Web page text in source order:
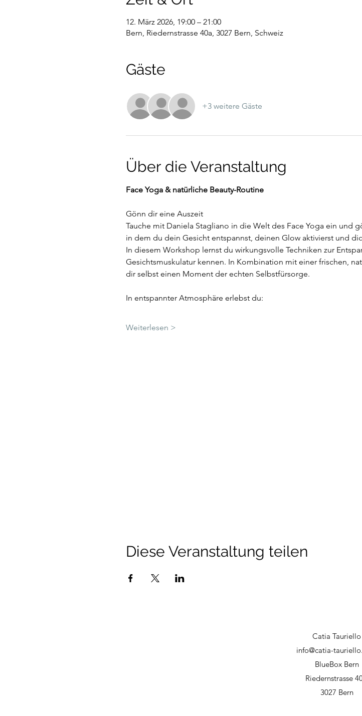
12. März 2026, 19:00 – 21:00
Bern, Riedernstrasse 40a, 3027 Bern, Schweiz
Gäste
+3 weitere Gäste
Über die Veranstaltung
Face Yoga & natürliche Beauty-Routine
Gönn dir eine Auszeit
Tauche mit Daniela Stagliano in die Welt des Face Yoga ein
in dem du dein Gesicht entspannst, deinen Glow aktivierst und
In diesem Workshop lernst du wirkungsvolle Techniken zur
Gesichtsmuskulatur kennen. In Kombination mit einer frischen,
dir selbst einen Moment der echten Selbstfürsorge.
In entspannter Atmosphäre erlebst du:
Weiterlesen >
Diese Veranstaltung teilen
Catia Tauriello
info@catia-
BlueBox Bern
Riedernstrasse
3027 Bern